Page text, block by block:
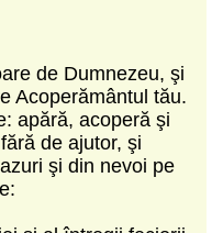
de Dumnezeu, şi
Acoperământul tău.
apără, acoperă şi
de ajutor, şi
şi din nevoi pe